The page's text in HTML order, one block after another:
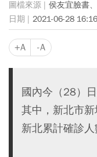
侯友宜臉書
2021-06-28 16:16
+A -A
國內今（28）
其中，新北市
新北累計確診人